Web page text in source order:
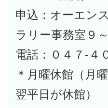
申込：オーエン
ラリー事務室９
電話：０４７-４
＊月曜休館（月
翌平日が休館）